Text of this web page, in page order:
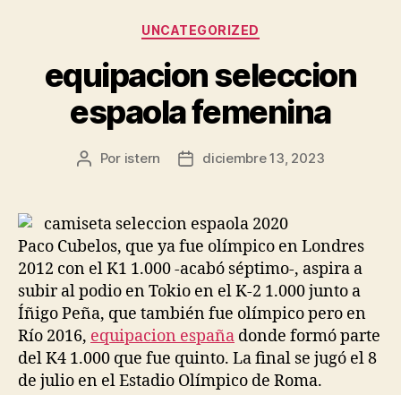
Categorías
UNCATEGORIZED
equipacion seleccion
espaola femenina
Autor
entrada
Por istern
Fecha
entrada
diciembre 13, 2023
Paco Cubelos, que ya fue olímpico en Londres
2012 con el K1 1.000 -acabó séptimo-, aspira a
subir al podio en Tokio en el K-2 1.000 junto a
Íñigo Peña, que también fue olímpico pero en
Río 2016, equipacion españa donde formó parte
del K4 1.000 que fue quinto. La final se jugó el 8
de julio en el Estadio Olímpico de Roma.